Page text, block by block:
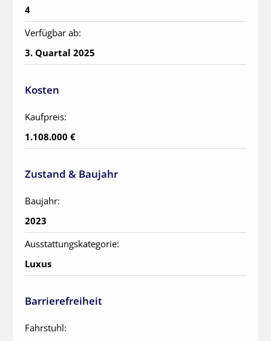
4
Verfügbar ab:
3. Quartal 2025
Kosten
Kaufpreis:
1.108.000 €
Zustand & Baujahr
Baujahr:
2023
Ausstattungskategorie:
Luxus
Barrierefreiheit
Fahrstuhl: